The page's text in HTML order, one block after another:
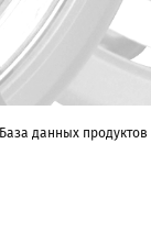
База данных продуктов